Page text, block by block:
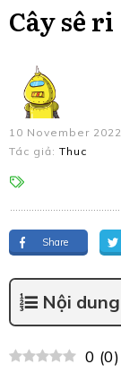
Cây sê ri
10 November 2022
Tác giả: Thuc
Share
Nội dung
0 (0)